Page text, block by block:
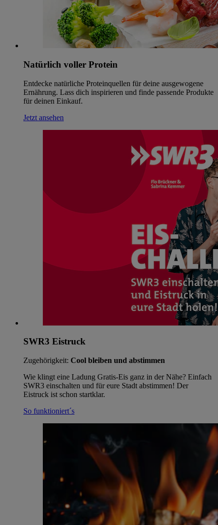
Natürlich voller Protein
Entdecke natürliche Proteinquellen für deine ausgewogene
Ernährung. Lass dich inspirieren und finde passende Produkte
für deinen Einkauf.
Jetzt ansehen
SWR3 Eistruck
Zugehörigkeit: Cool bleiben und abstimmen
Wie klingt eine Ladung Gratis-Eis ganz in der Nähe? Einfach
SWR3 einschalten und für eure Stadt abstimmen! Der
Eistruck ist schon startklar.
So funktioniert´s